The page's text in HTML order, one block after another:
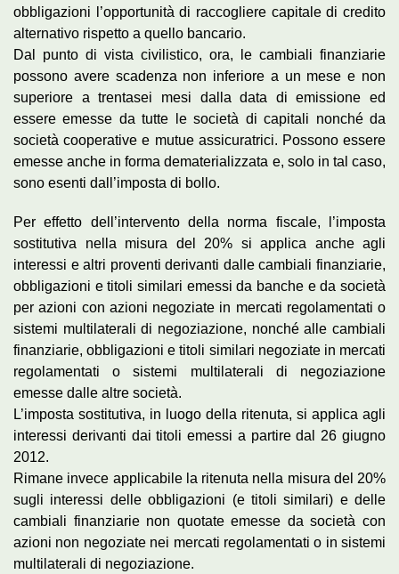
obbligazioni l’opportunità di raccogliere capitale di credito
alternativo rispetto a quello bancario.
Dal punto di vista civilistico, ora, le cambiali finanziarie
possono avere scadenza non inferiore a un mese e non
superiore a trentasei mesi dalla data di emissione ed
essere emesse da tutte le società di capitali nonché da
società cooperative e mutue assicuratrici. Possono essere
emesse anche in forma dematerializzata e, solo in tal caso,
sono esenti dall’imposta di bollo.
Per effetto dell’intervento della norma fiscale, l’imposta
sostitutiva nella misura del 20% si applica anche agli
interessi e altri proventi derivanti dalle cambiali finanziarie,
obbligazioni e titoli similari emessi da banche e da società
per azioni con azioni negoziate in mercati regolamentati o
sistemi multilaterali di negoziazione, nonché alle cambiali
finanziarie, obbligazioni e titoli similari negoziate in mercati
regolamentati o sistemi multilaterali di negoziazione
emesse dalle altre società.
L’imposta sostitutiva, in luogo della ritenuta, si applica agli
interessi derivanti dai titoli emessi a partire dal 26 giugno
2012.
Rimane invece applicabile la ritenuta nella misura del 20%
sugli interessi delle obbligazioni (e titoli similari) e delle
cambiali finanziarie non quotate emesse da società con
azioni non negoziate nei mercati regolamentati o in sistemi
multilaterali di negoziazione.